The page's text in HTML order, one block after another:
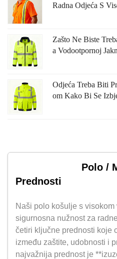
Radna Odjeća S
Zašto Ne Biste
A Vodootpornoj
Odjeća Treba Biti
Om Kako Bi Se
Polo /
Prednosti
Naši polo košulje s
sigurnosna nužnost za
četiri ključne prednosti koje
između zaštite, udobnosti i
najvažnija prednost je